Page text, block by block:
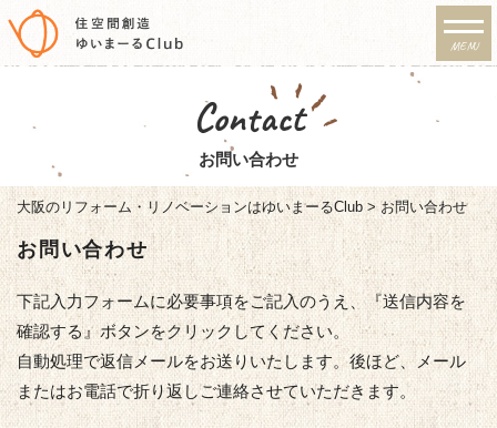
リノベーション・注文住宅
のゆいまーるClub
MENU
Contact
お問い合わせ
大阪のリフォーム・リノベーションはゆいまーるClub > お問い合わせ
お問い合わせ
下記入力フォームに必要事項をご記入のうえ、『送信内容を
確認する』ボタンをクリックしてください。
自動処理で返信メールをお送りいたします。後ほど、メール
またはお電話で折り返しご連絡させていただきます。